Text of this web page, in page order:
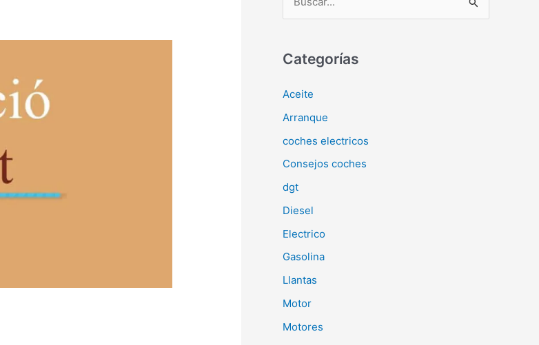
c
r
p
o
r
Categorías
Aceite
Arranque
coches electricos
Consejos coches
dgt
Diesel
Electrico
Gasolina
Llantas
Motor
Motores